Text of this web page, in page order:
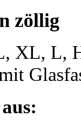
zöllig
XL, L,